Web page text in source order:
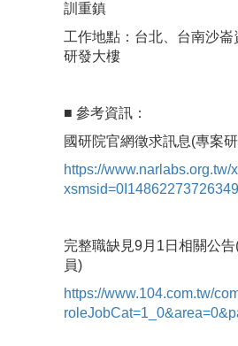
訓重鎮
工作地點：台北、台南沙
研發大樓
■ 參考資訊：
國研院官網徵求訊息(專案
https://www.narlabs.org.tw/
完整職缺見9月1日相關公告
員)
https://www.104.com.tw/